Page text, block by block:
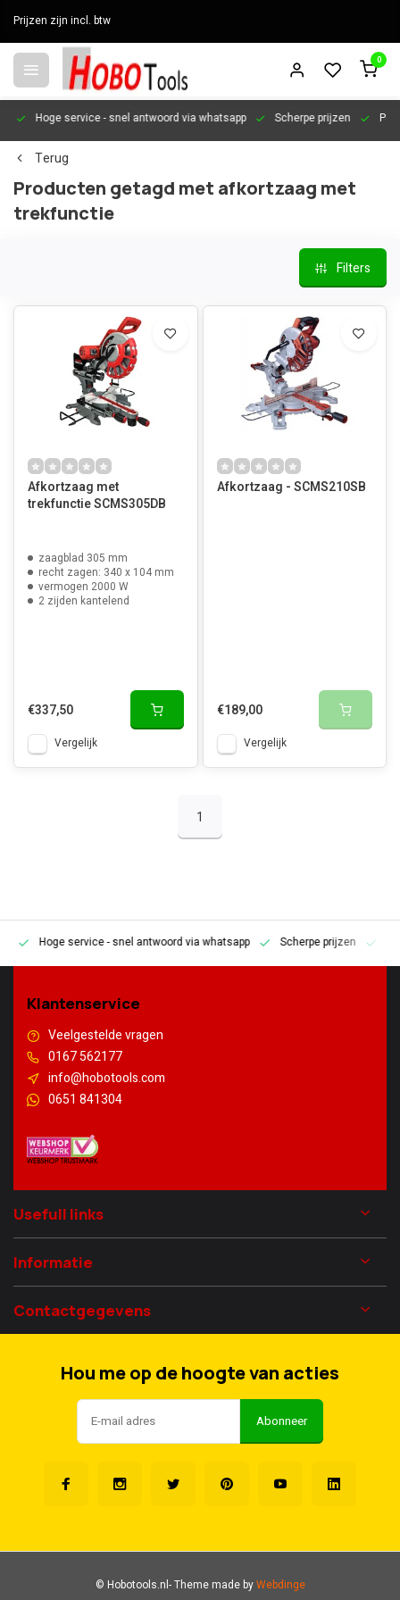
Prijzen zijn incl. btw
0
Hoge service- snel antwoord via whatsapp Scherpe prijzen
Terug
Producten getagd met afkortzaag met
trekfunctie
Filters
Afkortzaag met
trekfunctie SCMS305DB
zaagblad 305 mm
recht zagen: 340 x 104 mm
vermogen 2000 W
2 zijden kantelend
€337,50
Vergelijk
Afkortzaag - SCMS210SB
€189,00
Vergelijk
1
Hoge service- snel antwoord via whatsapp Scherpe prijzen
Klantenservice
Veelgestelde vragen
0167 562177
info@hobotools.com
0651 841304
Usefull links
Informatie
Contactgegevens
Hou me op de hoogte van acties
Abonneer
© Hobotools.nl- Theme made byWebdinge